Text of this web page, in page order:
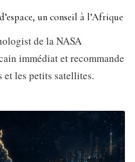
un conseil à l’Afrique
de la NASA
immédiat et recommande
et les petits satellites.